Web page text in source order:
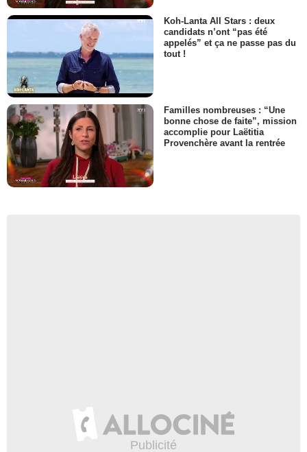
Koh-Lanta All Stars : deux
candidats n’ont “pas été
appelés” et ça ne passe pas du
tout !
Familles nombreuses : “Une
bonne chose de faite”, mission
accomplie pour Laëtitia
Provenchère avant la rentrée